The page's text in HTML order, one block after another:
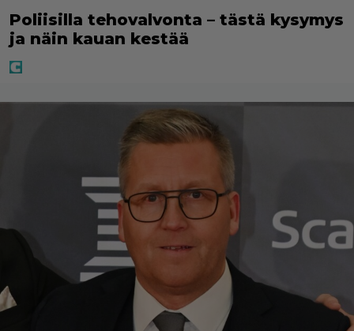
Poliisilla tehovalvonta – tästä kysymys
ja näin kauan kestää